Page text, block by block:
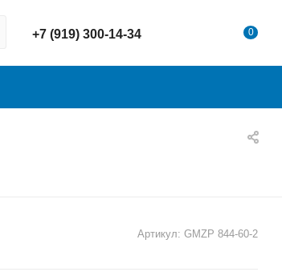
+7 (919) 300-14-34 0
Артикул: GMZP 844-60-2